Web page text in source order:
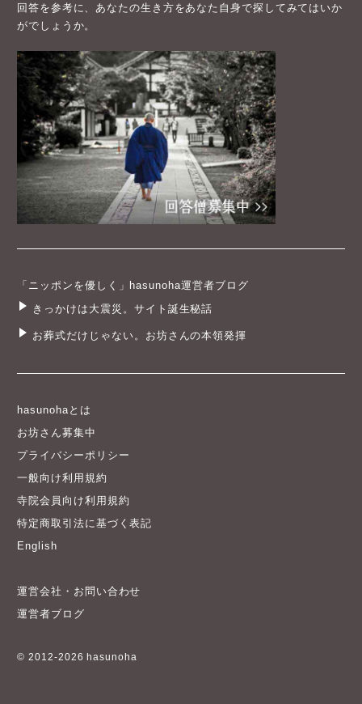
回答を参考に、あなたの生き方をあなた自身で探してみてはいか
がでしょうか。
「ニッポンを優しく」hasunoha運営者ブログ
きっかけは大震災。サイト誕生秘話
お葬式だけじゃない。お坊さんの本領発揮
hasunohaとは
お坊さん募集中
プライバシーポリシー
一般向け利用規約
寺院会員向け利用規約
特定商取引法に基づく表記
English
運営会社・お問い合わせ
運営者ブログ
© 2012-2026 hasunoha